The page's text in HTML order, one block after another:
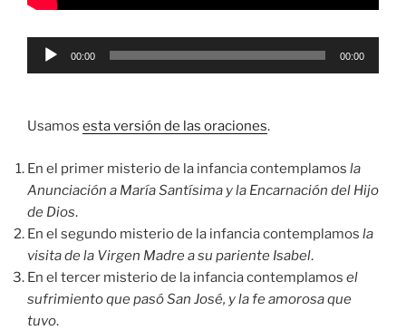
Reproductor
00:00 00:00
Usamos esta versión de las oraciones.
En el primer misterio de la infancia contemplamos la
Anunciación a María Santísima y la Encarnación del Hijo
de Dios.
En el segundo misterio de la infancia contemplamos la
visita de la Virgen Madre a su pariente Isabel.
En el tercer misterio de la infancia contemplamos el
sufrimiento que pasó San José, y la fe amorosa que
tuvo.